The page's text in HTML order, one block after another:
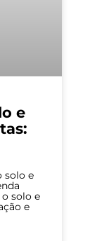
e
solo e
solo e
e